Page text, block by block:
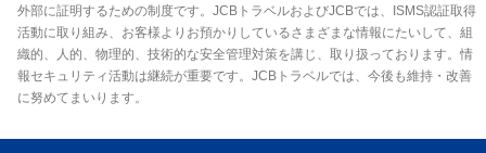
外部に証明するための制度です。JCBトラベルおよびJCBでは、ISMS認証取得
活動に取り組み、お客様よりお預かりしているさまざまな情報にたいして、組
織的、人的、物理的、技術的な安全管理対策を講じ、取り扱っております。情
報セキュリティ活動は継続が重要です。JCBトラベルでは、今後も維持・改善
に努めてまいります。